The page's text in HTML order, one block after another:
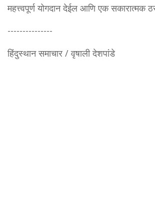
महत्त्वपूर्ण योगदान देईल आणि एक सकारात्मक
---------------
हिंदुस्थान समाचार / वृषाली देशपांडे